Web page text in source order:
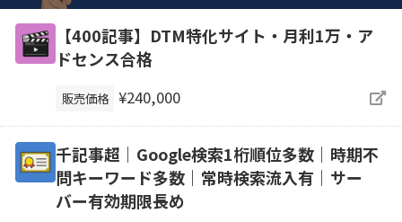
【400記事】DTM特化サイト・月利1万・ア
ドセンス合格
販売価格 ¥240,000
千記事超｜Google検索1桁順位多数｜時期不
問キーワード多数｜常時検索流入有｜サー
バー有効期限長め